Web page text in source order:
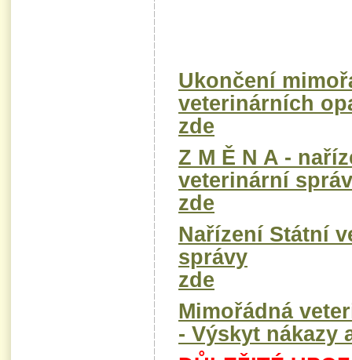
Ukončení
veterinárních
zde
Z M Ě N A -
veterinární
zde
Nařízení Státní
správy
zde
Mimořádná
- Výskyt nákazy